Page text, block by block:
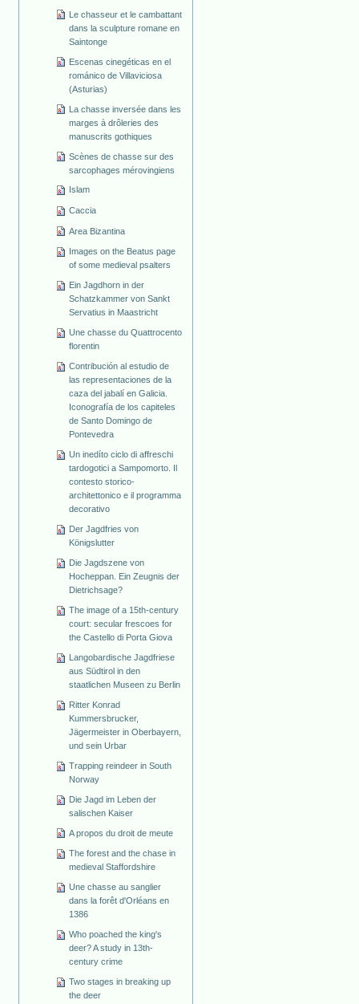
Le chasseur et le cambattant
dans la sculpture romane en
Saintonge
Escenas cinegéticas en el
románico de Villaviciosa
(Asturias)
La chasse inversée dans les
marges à drôleries des
manuscrits gothiques
Scènes de chasse sur des
sarcophages mérovingiens
Islam
Caccia
Area Bizantina
Images on the Beatus page
of some medieval psalters
Ein Jagdhorn in der
Schatzkammer von Sankt
Servatius in Maastricht
Une chasse du Quattrocento
florentin
Contribución al estudio de
las representaciones de la
caza del jabalí en Galicia.
Iconografía de los capiteles
de Santo Domingo de
Pontevedra
Un inedíto ciclo di affreschi
tardogotici a Sampomorto. Il
contesto storico-
architettonico e il programma
decorativo
Der Jagdfries von
Königslutter
Die Jagdszene von
Hocheppan. Ein Zeugnis der
Dietrichsage?
The image of a 15th-century
court: secular frescoes for
the Castello di Porta Giova
Langobardische Jagdfriese
aus Südtirol in den
staatlichen Museen zu Berlin
Ritter Konrad
Kummersbrucker,
Jägermeister in Oberbayern,
und sein Urbar
Trapping reindeer in South
Norway
Die Jagd im Leben der
salischen Kaiser
A propos du droit de meute
The forest and the chase in
medieval Staffordshire
Une chasse au sanglier
dans la forêt d'Orléans en
1386
Who poached the king's
deer? A study in 13th-
century crime
Two stages in breaking up
the deer